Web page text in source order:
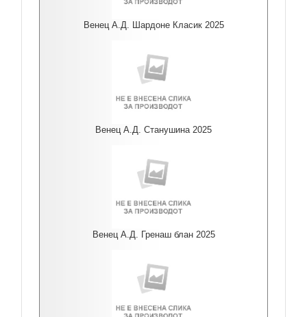
Венец А.Д. Шардоне Класик 2025
Венец А.Д. Станушина 2025
Венец А.Д. Гренаш блан 2025